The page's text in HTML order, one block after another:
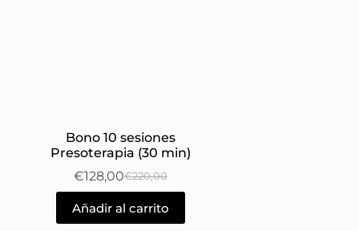
Bono 10 sesiones
Presoterapia (30 min)
€220,00
€128,00
Añadir al carrito